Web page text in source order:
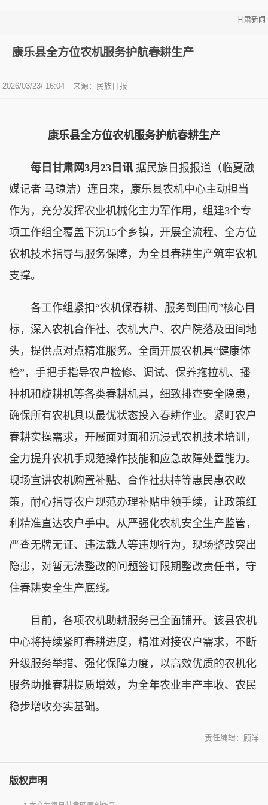
甘肃新闻
康乐县全方位农机服务护航春耕生产
2026/03/23/ 16:04 来源：民族日报
康乐县全方位农机服务护航春耕生产
每日甘肃网3月23日讯 据民族日报报道（临夏融
媒记者 马琼洁）连日来，康乐县农机中心主动担当
作为，充分发挥农业机械化主力军作用，组建3个专
项工作组全覆盖下沉15个乡镇，开展全流程、全方位
农机技术指导与服务保障，为全县春耕生产筑牢农机
支撑。
各工作组紧扣“农机保春耕、服务到田间”核心目
标，深入农机合作社、农机大户、农户院落及田间地
头，提供点对点精准服务。全面开展农机具“健康体
检”，手把手指导农户检修、调试、保养拖拉机、播
种机和旋耕机等各类春耕机具，细致排查安全隐患，
确保所有农机具以最优状态投入春耕作业。紧盯农户
春耕实操需求，开展面对面和沉浸式农机技术培训，
全力提升农机手规范操作技能和应急故障处置能力。
现场宣讲农机购置补贴、合作社扶持等惠民惠农政
策，耐心指导农户规范办理补贴申领手续，让政策红
利精准直达农户手中。从严强化农机安全生产监管，
严查无牌无证、违法载人等违规行为，现场整改突出
隐患，对暂无法整改的问题签订限期整改责任书，守
住春耕安全生产底线。
目前，各项农机助耕服务已全面铺开。该县农机
中心将持续紧盯春耕进度，精准对接农户需求，不断
升级服务举措、强化保障力度，以高效优质的农机化
服务助推春耕提质增效，为全年农业丰产丰收、农民
稳步增收夯实基础。
责任编辑：顾洋
版权声明